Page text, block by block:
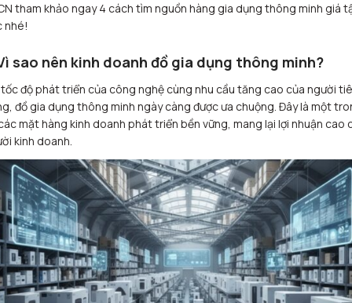
tham khảo ngay 4 cách tìm nguồn hàng gia dụng thông minh giá
nhé!
sao nên kinh doanh đồ gia dụng thông minh?
độ phát triển của công nghệ cùng nhu cầu tăng cao của người
đồ gia dụng thông minh ngày càng được ưa chuộng. Đây là một
mặt hàng kinh doanh phát triển bền vững, mang lại lợi nhuận cao
kinh doanh.